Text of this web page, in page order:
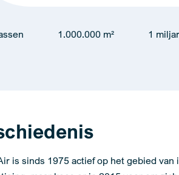
1.000.000 m² 1
is sinds 1975 actief op het gebied